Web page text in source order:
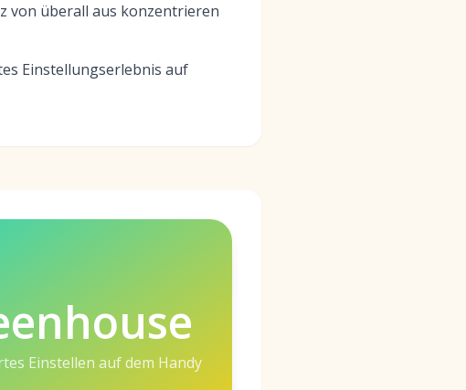
von überall aus konzentrieren
Einstellungserlebnis auf
Einstellen auf dem Handy